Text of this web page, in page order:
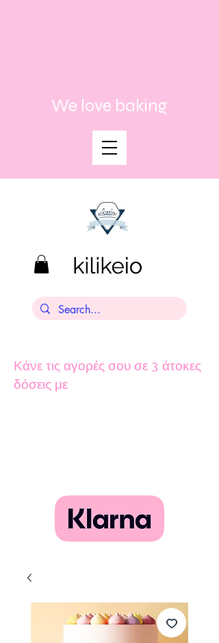
We love baking
Κάνε τις αγορές σου σε 3 άτοκες
δόσεις με